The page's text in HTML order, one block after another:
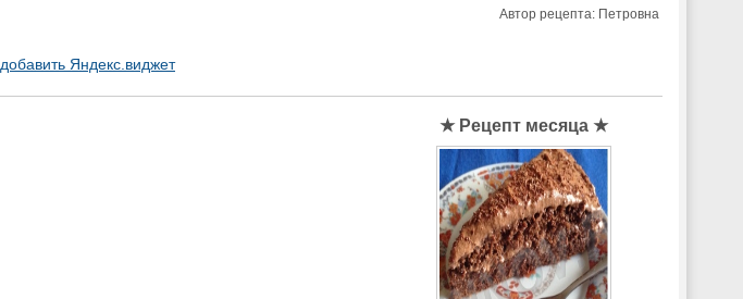
Автор рецепта: Петровна
добавить Яндекс.виджет
★ Рецепт месяца ★